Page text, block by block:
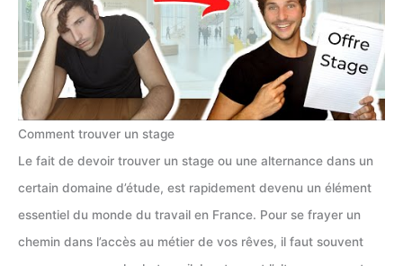
Comment trouver un stage
Le fait de devoir trouver un stage ou une alternance dans un
certain domaine d’étude, est rapidement devenu un élément
essentiel du monde du travail en France. Pour se frayer un
chemin dans l’accès au métier de vos rêves, il faut souvent